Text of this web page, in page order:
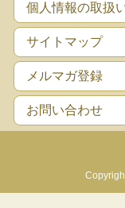
個人情報の取扱
サイトマップ
メルマガ登録
お問い合わせ